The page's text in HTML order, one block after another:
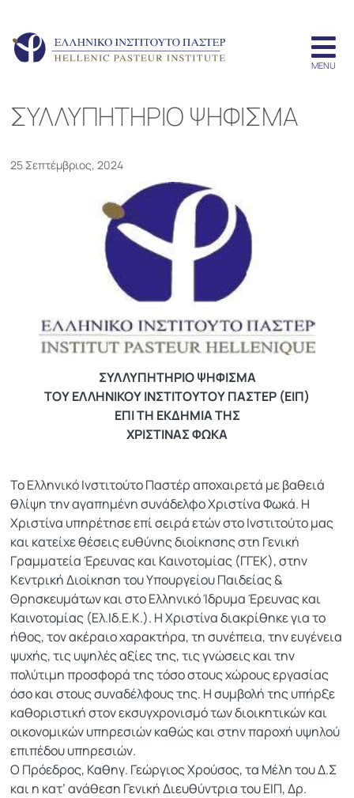
ΣΥΛΛΥΠΗΤΗΡΙΟ ΨΗΦΙΣΜΑ
25 Σεπτέμβριος, 2024
ΣΥΛΛΥΠΗΤΗΡΙΟ ΨΗΦΙΣΜΑ
ΤΟΥ ΕΛΛΗΝΙΚΟΥ ΙΝΣΤΙΤΟΥΤΟΥ ΠΑΣΤΕΡ (ΕΙΠ)
ΕΠΙ ΤΗ ΕΚΔΗΜΙΑ TΗΣ
ΧΡΙΣΤΙΝΑΣ ΦΩΚΑ
Το Ελληνικό Ινστιτούτο Παστέρ αποχαιρετά με βαθειά
θλίψη την αγαπημένη συνάδελφο Χριστίνα Φωκά. Η
Χριστίνα υπηρέτησε επί σειρά ετών στο Ινστιτούτο μας
και κατείχε θέσεις ευθύνης διοίκησης στη Γενική
Γραμματεία Έρευνας και Καινοτομίας (ΓΓΕΚ), στην
Κεντρική Διοίκηση του Υπουργείου Παιδείας &
Θρησκευμάτων και στο Ελληνικό Ίδρυμα Έρευνας και
Καινοτομίας (Ελ.Ιδ.Ε.Κ.). Η Χριστίνα διακρίθηκε για το
ήθος, τον ακέραιο χαρακτήρα, τη συνέπεια, την ευγένεια
ψυχής, τις υψηλές αξίες της, τις γνώσεις και την
πολύτιμη προσφορά της τόσο στους χώρους εργασίας
όσο και στους συναδέλφους της. Η συμβολή της υπήρξε
καθοριστική στον εκσυγχρονισμό των διοικητικών και
οικονομικών υπηρεσιών καθώς και στην παροχή υψηλού
επιπέδου υπηρεσιών.
Ο Πρόεδρος, Καθηγ. Γεώργιος Χρούσος, τα Μέλη του Δ.Σ
και η κατ’ ανάθεση Γενική Διευθύντρια του ΕΙΠ, Δρ.